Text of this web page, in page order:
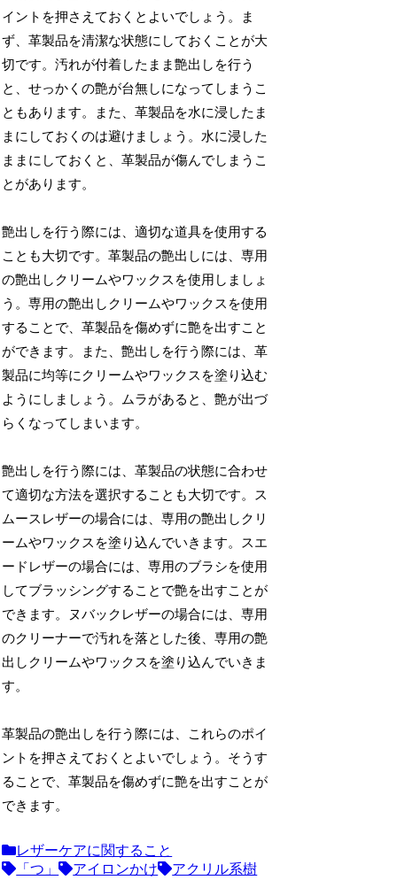
イントを押さえておくとよいでしょう。ま
ず、革製品を清潔な状態にしておくことが大
切です。汚れが付着したまま艶出しを行う
と、せっかくの艶が台無しになってしまうこ
ともあります。また、革製品を水に浸したま
まにしておくのは避けましょう。水に浸した
ままにしておくと、革製品が傷んでしまうこ
とがあります。
艶出しを行う際には、適切な道具を使用する
ことも大切です。革製品の艶出しには、専用
の艶出しクリームやワックスを使用しましょ
う。専用の艶出しクリームやワックスを使用
することで、革製品を傷めずに艶を出すこと
ができます。また、艶出しを行う際には、革
製品に均等にクリームやワックスを塗り込む
ようにしましょう。ムラがあると、艶が出づ
らくなってしまいます。
艶出しを行う際には、革製品の状態に合わせ
て適切な方法を選択することも大切です。ス
ムースレザーの場合には、専用の艶出しクリ
ームやワックスを塗り込んでいきます。スエ
ードレザーの場合には、専用のブラシを使用
してブラッシングすることで艶を出すことが
できます。ヌバックレザーの場合には、専用
のクリーナーで汚れを落とした後、専用の艶
出しクリームやワックスを塗り込んでいきま
す。
革製品の艶出しを行う際には、これらのポイ
ントを押さえておくとよいでしょう。そうす
ることで、革製品を傷めずに艶を出すことが
できます。
レザーケアに関すること
「つ」
アイロンかけ アクリル系樹